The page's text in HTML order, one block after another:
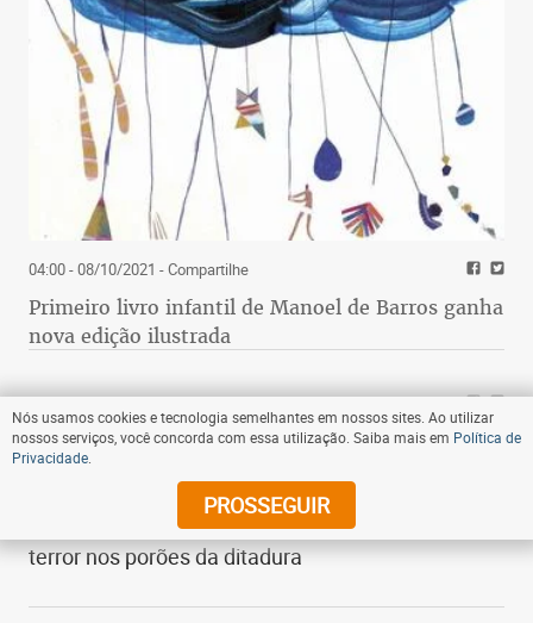
Nós usamos cookies e tecnologia semelhantes em nossos sites. Ao utilizar
nossos serviços, você concorda com essa utilização. Saiba mais em Política de
Privacidade
PROSSEGUIR
04:00 - 08/10/2021 - Compartilhe
Primeiro livro infantil de Manoel de Barros ganha
nova edição ilustrada
07:00 - 20/06/2012- Compartilhe
Identidade de torturador de Dilma Rousseff ainda
é desconhecida
Não se sabe ainda quem torturou a ex-militante
Dilma e a levou a vivenciar cenas de verdadeiro
terror nos porões da ditadura